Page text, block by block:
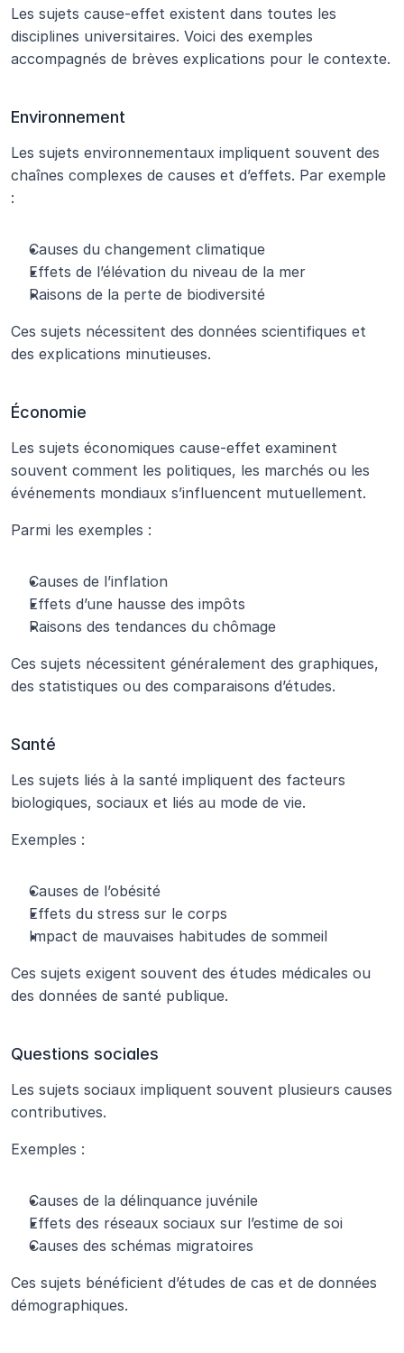
Les sujets cause-effet existent dans toutes les
disciplines universitaires. Voici des exemples
accompagnés de brèves explications pour le contexte.
Environnement
Les sujets environnementaux impliquent souvent des
chaînes complexes de causes et d’effets. Par exemple
:
Causes du changement climatique
Effets de l’élévation du niveau de la mer
Raisons de la perte de biodiversité
Ces sujets nécessitent des données scientifiques et
des explications minutieuses.
Économie
Les sujets économiques cause-effet examinent
souvent comment les politiques, les marchés ou les
événements mondiaux s’influencent mutuellement.
Parmi les exemples :
Causes de l’inflation
Effets d’une hausse des impôts
Raisons des tendances du chômage
Ces sujets nécessitent généralement des graphiques,
des statistiques ou des comparaisons d’études.
Santé
Les sujets liés à la santé impliquent des facteurs
biologiques, sociaux et liés au mode de vie.
Exemples :
Causes de l’obésité
Effets du stress sur le corps
Impact de mauvaises habitudes de sommeil
Ces sujets exigent souvent des études médicales ou
des données de santé publique.
Questions sociales
Les sujets sociaux impliquent souvent plusieurs causes
contributives.
Exemples :
Causes de la délinquance juvénile
Effets des réseaux sociaux sur l’estime de soi
Causes des schémas migratoires
Ces sujets bénéficient d’études de cas et de données
démographiques.